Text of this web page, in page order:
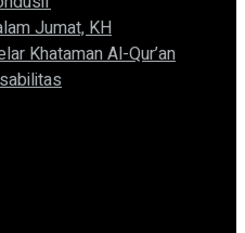
Jumat, KH
Khataman Al-Qur’an